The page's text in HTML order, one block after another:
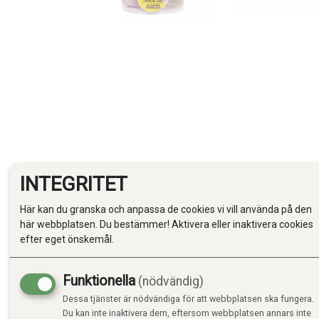
Produktinfo
Parfym: Lavendel
Vikt: 5 x 8g
INTEGRITET
Här kan du granska och anpassa de cookies vi vill använda på den
här webbplatsen. Du bestämmer! Aktivera eller inaktivera cookies
efter eget önskemål.
Funktionella (nödvändig)
Dessa tjänster är nödvändiga för att webbplatsen ska fungera.
Du kan inte inaktivera dem, eftersom webbplatsen annars inte